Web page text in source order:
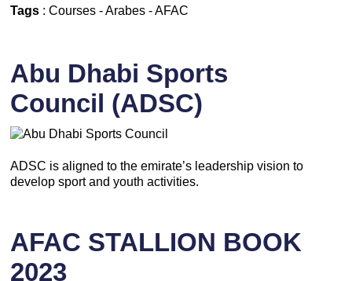
Tags: Courses-Arabes-AFAC
Abu Dhabi Sports
Council (ADSC)
ADSC is aligned to the emirate’s leadership vision to
develop sport and youth activities.
AFAC STALLION BOOK
2023